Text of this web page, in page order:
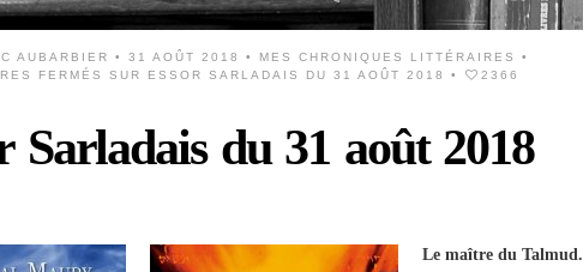
AUBARBIER • 31 AOÛT 2018 • MES CHRONIQUES LITTÉRAIRES
•
FERMÉS
SUR ESSOR SARLADAIS DU 31 AOÛT 2018 • 2366
Sarladais du 31 août 2018
Le maître du Talmud.